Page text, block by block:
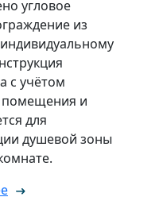
угловое
из
с учётом
помещения и
для
душевой зоны